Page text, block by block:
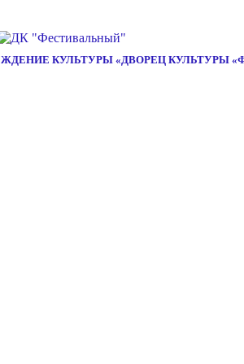
КУЛЬТУРЫ «ДВОРЕЦ КУЛЬТУРЫ